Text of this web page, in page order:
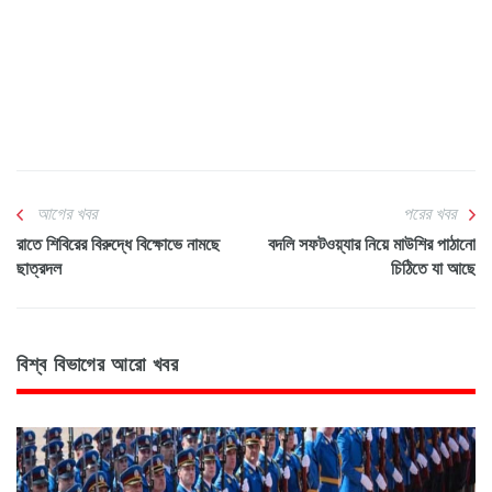
আগের খবর
রাতে শিবিরের বিরুদ্ধে বিক্ষোভে নামছে
ছাত্রদল
পরের খবর
বদলি সফটওয়্যার নিয়ে মাউশির পাঠানো
চিঠিতে যা আছে
বিশ্ব বিভাগের আরো খবর